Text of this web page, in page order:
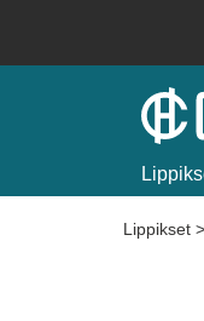
Lippikset >